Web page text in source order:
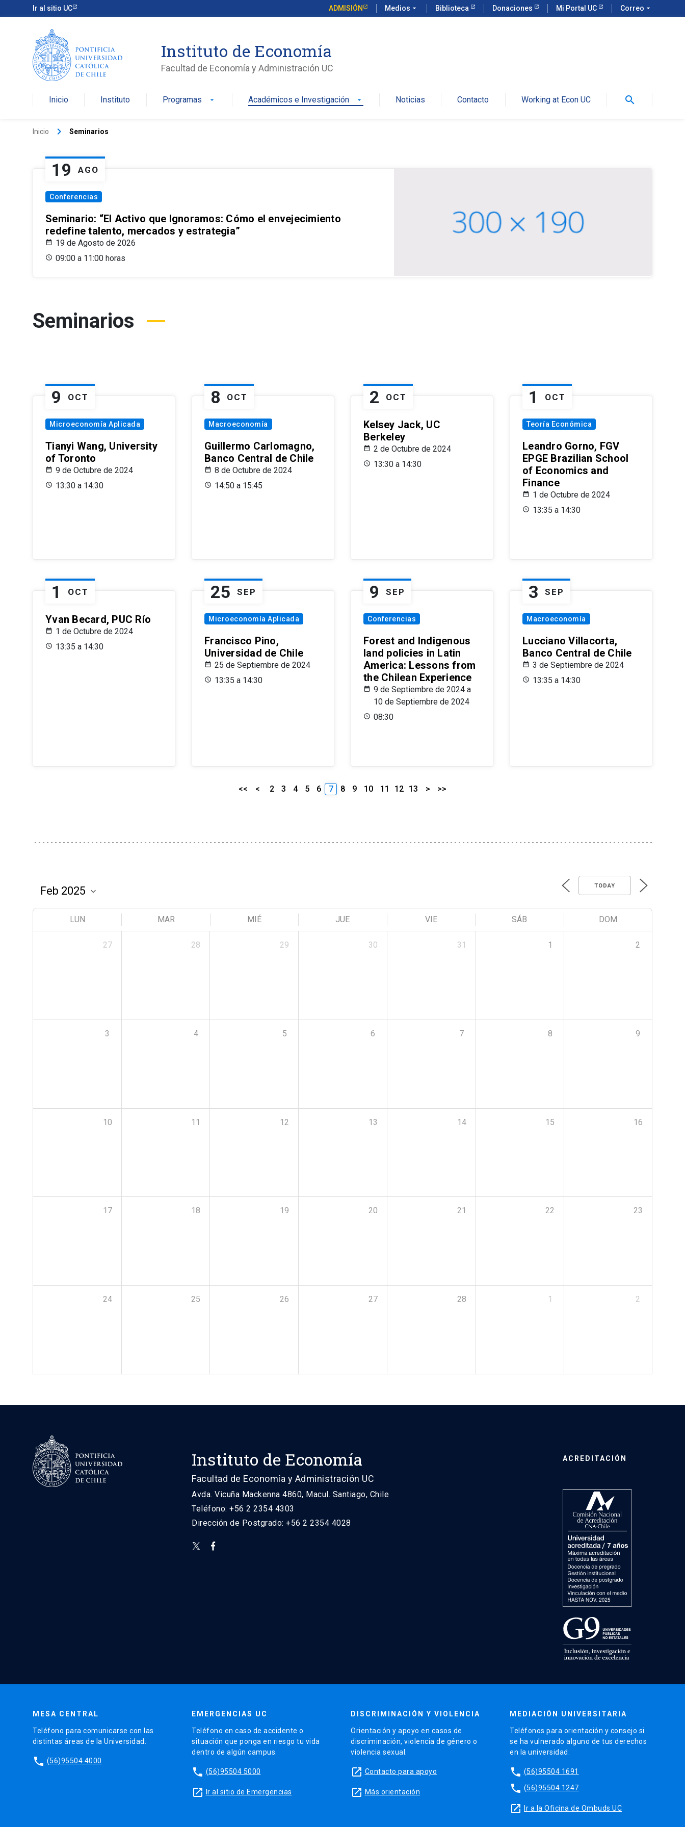
Ir al sitio UC ADMISIÓN Medios arrow_drop_down Biblioteca Donaciones Mi Portal UC Correo arrow_drop_down
Instituto de Economía
Facultad de Economía y Administración UC
Inicio Instituto Programas arrow_drop_down Académicos e Investigación arrow_drop_down Noticias Contacto Working at Econ UC search
Inicio keyboard_arrow_right Seminarios
19 AGO
Conferencias
Seminario: “El Activo que Ignoramos: Cómo el envejecimiento
redefine talento, mercados y estrategia”
19 de Agosto de 2026
09:00 a 11:00 horas
Seminarios
9 OCT
Microeconomía Aplicada
Tianyi Wang, University
of Toronto
9 de Octubre de 2024
13:30 a 14:30
8 OCT
Macroeconomía
Guillermo Carlomagno,
Banco Central de Chile
8 de Octubre de 2024
14:50 a 15:45
2 OCT
Kelsey Jack, UC
Berkeley
2 de Octubre de 2024
13:30 a 14:30
1 OCT
Teoría Económica
Leandro Gorno, FGV
EPGE Brazilian School
of Economics and
Finance
1 de Octubre de 2024
13:35 a 14:30
1 OCT
Yvan Becard, PUC Río
1 de Octubre de 2024
13:35 a 14:30
25 SEP
Microeconomía Aplicada
Francisco Pino,
Universidad de Chile
25 de Septiembre de 2024
13:35 a 14:30
9 SEP
Conferencias
Forest and Indigenous
land policies in Latin
America: Lessons from
the Chilean Experience
9 de Septiembre de 2024 a
10 de Septiembre de 2024
08:30
3 SEP
Macroeconomía
Lucciano Villacorta,
Banco Central de Chile
3 de Septiembre de 2024
13:35 a 14:30
<< < 2 3 4 5 6 7 8 9 10 11 12 13 > >>
TODAY
LUN MAR MIÉ JUE VIE SÁB DOM
27 28 29 30 31 1 2
3 4 5 6 7 8 9
10 11 12 13 14 15 16
17 18 19 20 21 22 23
24 25 26 27 28 1 2
Instituto de Economía
Facultad de Economía y Administración UC
Avda. Vicuña Mackenna 4860, Macul. Santiago, Chile
Teléfono: +56 2 2354 4303
Dirección de Postgrado: +56 2 2354 4028
ACREDITACIÓN
MESA CENTRAL
Teléfono para comunicarse con las
distintas áreas de la Universidad.
phone (56)95504 4000
EMERGENCIAS UC
Teléfono en caso de accidente o
situación que ponga en riesgo tu vida
dentro de algún campus.
phone (56)95504 5000
launch Ir al sitio de Emergencias
DISCRIMINACIÓN Y VIOLENCIA
Orientación y apoyo en casos de
discriminación, violencia de género o
violencia sexual.
launch Contacto para apoyo
launch Más orientación
MEDIACIÓN UNIVERSITARIA
Teléfonos para orientación y consejo si
se ha vulnerado alguno de tus derechos
en la universidad.
phone (56)95504 1691
phone (56)95504 1247
launch Ir a la Oficina de Ombuds UC